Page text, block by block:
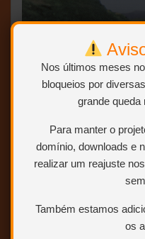
Nos últimos meses
bloqueios por
grande queda
Para manter o
domínio, downloads e
realizar um reajuste
Também estamos
os